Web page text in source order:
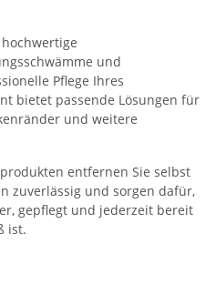
und
Pflege Ihres
bietet passende Lösungen für
und weitere
entfernen Sie selbst
zuverlässig und sorgen dafür,
gepflegt und jederzeit bereit
ist.